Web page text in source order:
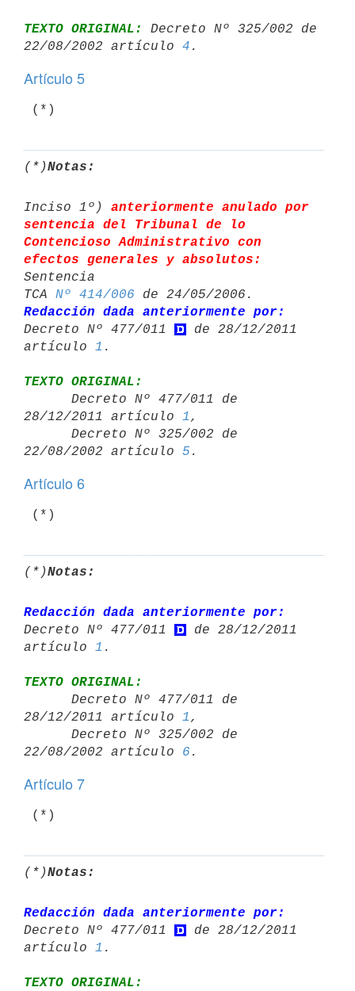
TEXTO ORIGINAL:
Decreto Nº 325/002 de
22/08/2002 artículo 4
Artículo 5
(*)
(*)Notas:
Inciso 1º) anteriormente anulado por
sentencia del Tribunal de lo
Contencioso Administrativo con
efectos generales y absolutos:
Sentencia
TCA Nº 414/006
Redacción dada anteriormente por:
Decreto Nº 477/011
de 28/12/2011
artículo 1
TEXTO ORIGINAL:
28/12/2011 artículo 1 ,
22/08/2002 artículo 5
Artículo 6
(*)
(*)Notas:
Redacción dada anteriormente por:
Decreto Nº 477/011
de 28/12/2011
artículo 1
TEXTO ORIGINAL:
28/12/2011 artículo 1 ,
22/08/2002 artículo 6
Artículo 7
(*)
(*)Notas:
Redacción dada anteriormente por:
Decreto Nº 477/011
de 28/12/2011
artículo 1
TEXTO ORIGINAL: